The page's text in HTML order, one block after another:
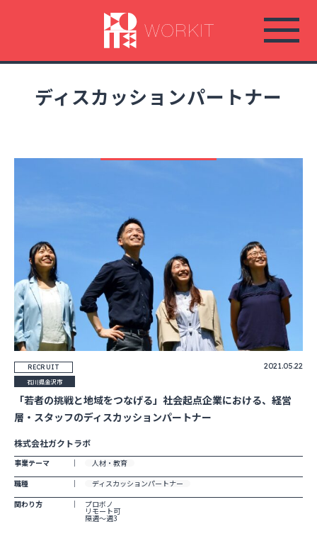
ン
ディスカッションパートナー
「若者の挑戦と地域をつなげる」社会起点企業における、経営
層・スタッフのディスカッションパートナー
RECRUIT 2021.05.22
石川県金沢市
株式会社ガクトラボ
事業テーマ
人材・教育
職種
ディスカッションパートナー
関わり方
プロボノ
リモート可
隔週～週3